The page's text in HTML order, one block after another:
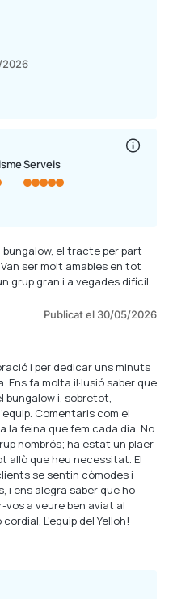
2026
Serveis
el tracte per part
ser molt amables en tot
grup gran i a vegades difícil
Publicat el 30/05/2026
i per dedicar uns minuts
fa molta il·lusió saber que
bungalow i, sobretot,
Comentaris com el
la feina que fem cada dia. No
nombrós; ha estat un plaer
allò que heu necessitat. El
se sentin còmodes i
i ens alegra saber que ho
vos a veure ben aviat al
L'equip del Yelloh!